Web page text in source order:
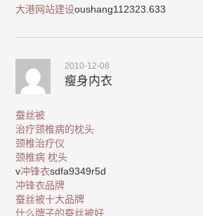
大港网站建设oushang112323.633
2010-12-08
瘦身内衣
蚕丝被
治疗颈椎病的枕头
颈椎治疗仪
颈椎病 枕头
v冲锋衣sdfa9349r5d
冲锋衣品牌
蚕丝被十大品牌
什么牌子的蚕丝被好